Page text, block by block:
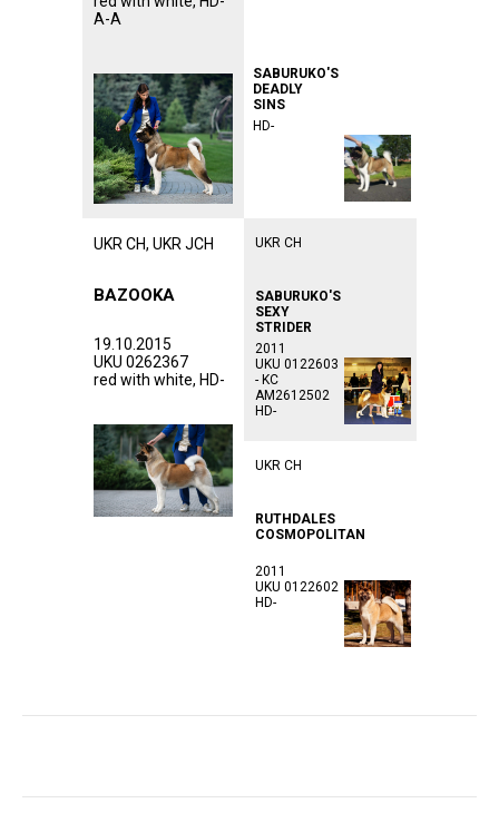
19.10.2015
UKU 0262367
red with white, HD-
UKR CH, UKR JCH
BAZOOKA
A-A
SABURUKO'S
DEADLY
SINS
HD-
UKR CH
SABURUKO'S
SEXY
STRIDER
2011
UKU 0122603
- KC
AM2612502
HD-
UKR CH
RUTHDALES
COSMOPOLITAN
2011
UKU 0122602
HD-